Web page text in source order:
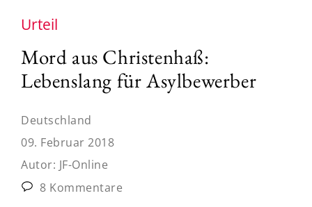
Urteil
Mord aus Christenhaß:
Lebenslang für Asylbewerber
Deutschland
09. Februar 2018
Autor: JF-Online
8 Kommentare